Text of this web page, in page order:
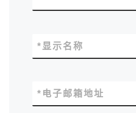
显示名称
*
电子邮箱地址
*